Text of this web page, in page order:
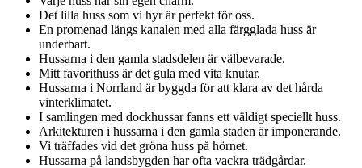
Det lilla huss som vi hyr är perfekt för oss.
En promenad längs kanalen med alla färgglada huss är
underbart.
Hussarna i den gamla stadsdelen är välbevarade.
Mitt favorithuss är det gula med vita knutar.
Hussarna i Norrland är byggda för att klara av det hårda
vinterklimatet.
I samlingen med dockhussar fanns ett väldigt speciellt huss.
Arkitekturen i hussarna i den gamla staden är imponerande.
Vi träffades vid det gröna huss på hörnet.
Hussarna på landsbygden har ofta vackra trädgårdar.